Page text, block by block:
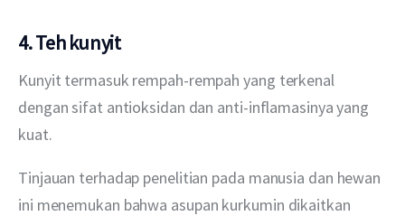
4. Teh kunyit
Kunyit termasuk rempah-rempah yang terkenal
dengan sifat antioksidan dan anti-inflamasinya yang
kuat.
Tinjauan terhadap penelitian pada manusia dan hewan
ini menemukan bahwa asupan kurkumin dikaitkan